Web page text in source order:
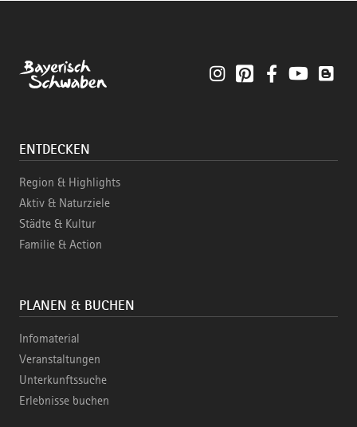
InstagramPinterestFacebookYouTube
ENTDECKEN
Region & Highlights
Aktiv & Naturziele
Städte & Kultur
Familie & Action
PLANEN & BUCHEN
Infomaterial
Veranstaltungen
Unterkunftssuche
Erlebnisse buchen